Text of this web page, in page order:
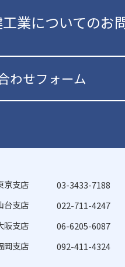
業についてのお
わせフォーム
京支店
03-3433-7188
台支店
022-711-4247
阪支店
06-6205-6087
岡支店
092-411-4324